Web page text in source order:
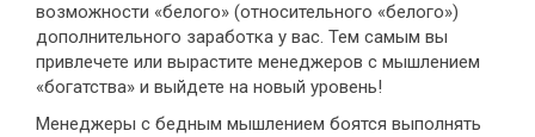
возможности «белого» (относительного «белого»)
дополнительного заработка у вас. Тем самым вы
привлечете или вырастите менеджеров с мышлением
«богатства» и выйдете на новый уровень!
Менеджеры с бедным мышлением боятся выполнять